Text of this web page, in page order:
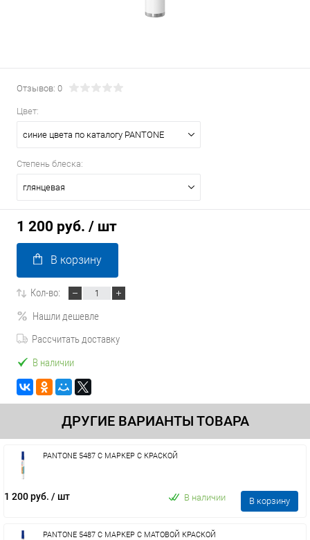
Отзывов: 0
Цвет:
синие цвета по каталогу PANTONE
Степень блеска:
глянцевая
1 200 руб. / шт
В корзину
Кол-во:
Нашли дешевле
Рассчитать доставку
В наличии
ДРУГИЕ ВАРИАНТЫ ТОВАРА
PANTONE 5487 C МАРКЕР С КРАСКОЙ
1 200 руб. / шт В наличии В корзину
PANTONE 5487 C МАРКЕР С МАТОВОЙ КРАСКОЙ